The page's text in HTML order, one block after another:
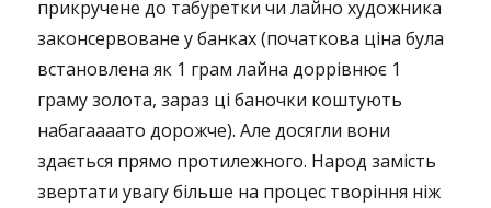
прикручене до табуретки чи лайно художника
законсервоване у банках (початкова ціна була
встановлена як 1 грам лайна доррівнює 1
граму золота, зараз ці баночки коштують
набагаааато дорожче). Але досягли вони
здається прямо протилежного. Народ замість
звертати увагу більше на процес творіння ніж